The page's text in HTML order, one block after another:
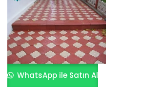
WhatsApp ile Satın Al